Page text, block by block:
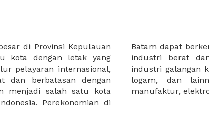
di Provinsi Kepulauan
kota dengan letak yang
pelayaran internasional,
dan berbatasan dengan
menjadi salah satu kota
Perekonomian di
karena kota ini memiliki
berat di dominasi oleh
baja, industri
industri ringan meliputi
manufaktur,